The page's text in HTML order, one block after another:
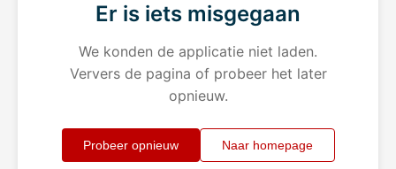
Er is iets misgegaan
We konden de applicatie niet laden.
Ververs de pagina of probeer het later
opnieuw.
Probeer opnieuw Naar homepage